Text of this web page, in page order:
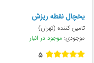
يخچال نقطه ريزش
تامین کننده (تهران)
موجودی: موجود در انبار
5